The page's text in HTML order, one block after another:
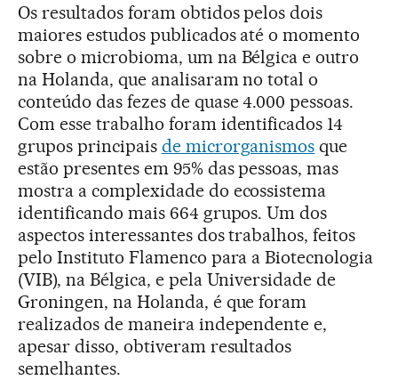
Os resultados foram obtidos pelos dois
maiores estudos publicados até o momento
sobre o microbioma, um na Bélgica e outro
na Holanda, que analisaram no total o
conteúdo das fezes de quase 4.000 pessoas.
Com esse trabalho foram identificados 14
grupos principais de microrganismos que
estão presentes em 95% das pessoas, mas
mostra a complexidade do ecossistema
identificando mais 664 grupos. Um dos
aspectos interessantes dos trabalhos, feitos
pelo Instituto Flamenco para a Biotecnologia
(VIB), na Bélgica, e pela Universidade de
Groningen, na Holanda, é que foram
realizados de maneira independente e,
apesar disso, obtiveram resultados
semelhantes.